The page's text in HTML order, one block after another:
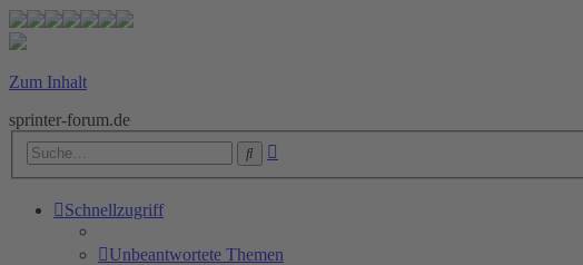
Zum Inhalt
sprinter-forum.de
Suche
Schnellzugriff
Unbeantwortete Themen